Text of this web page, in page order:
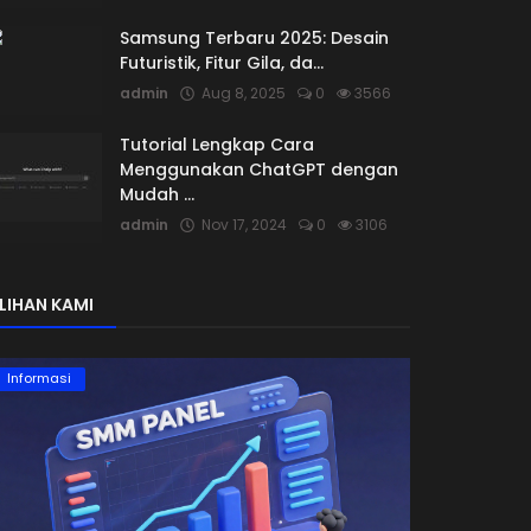
Samsung Terbaru 2025: Desain
Futuristik, Fitur Gila, da...
admin Aug 8, 2025 0 3566
Tutorial Lengkap Cara
Menggunakan ChatGPT dengan
Mudah ...
admin Nov 17, 2024 0 3106
KAMI
Informasi